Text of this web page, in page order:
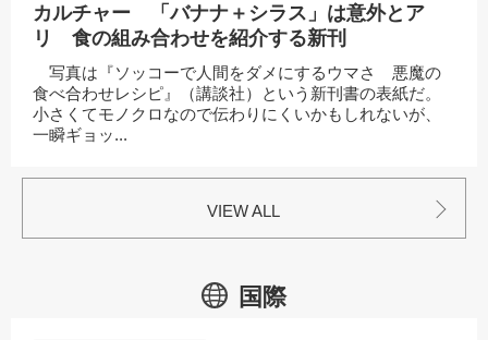
カルチャー 「バナナ＋シラス」は意外とア
リ 食の組み合わせを紹介する新刊
写真は『ソッコーで人間をダメにするウマさ 悪魔の
食べ合わせレシピ』（講談社）という新刊書の表紙だ。
小さくてモノクロなので伝わりにくいかもしれないが、
一瞬ギョッ...
VIEW ALL
国際